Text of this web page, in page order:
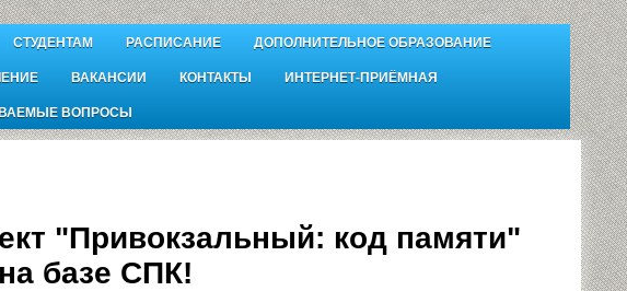
СТУДЕНТАМ РАСПИСАНИЕ ДОПОЛНИТЕЛЬНОЕ ОБРАЗОВАНИЕ
ВАКАНСИИ КОНТАКТЫ ИНТЕРНЕТ-ПРИЁМНАЯ
ВОПРОСЫ
"Привокзальный: код памяти"
базе СПК!